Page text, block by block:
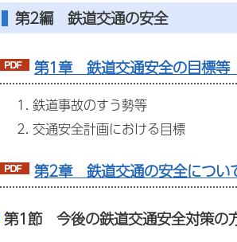
第2編 鉄道交通の安全
第1章 鉄道交通安全の目標等
鉄道事故のすう勢等
交通安全計画における目標
第2章 鉄道交通の安全につい
第1節 今後の鉄道交通安全対策の